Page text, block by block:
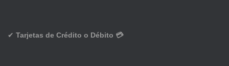
✔ Tarjetas de Crédito o Débito 💳